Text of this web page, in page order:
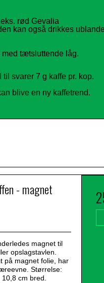
rød Gevalia
kan også drikkes
med tætsluttende låg.
svarer 7 g kaffe pr. kop.
blive en ny kaffetrend.
- magnet
magnet til
opslagstavlen.
på magnet folie, har
Størrelse:
cm bred.